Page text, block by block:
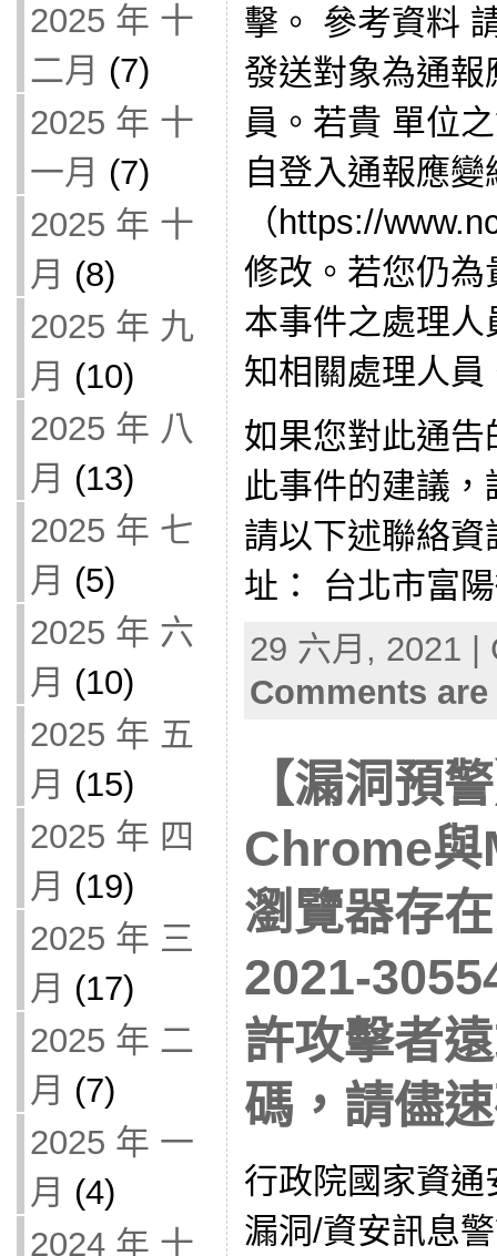
2025 年 十
二月 (7)
2025 年 十
一月 (7)
2025 年 十
月 (8)
2025 年 九
月 (10)
2025 年 八
月 (13)
2025 年 七
月 (5)
2025 年 六
月 (10)
2025 年 五
月 (15)
2025 年 四
月 (19)
2025 年 三
月 (17)
2025 年 二
月 (7)
2025 年 一
月 (4)
2024 年 十
擊。 參考資料
發送對象為通
員。若貴 單位
自登入通報應變
（https://
修改。若您仍
本事件之處理
知相關處理人員
如果您對此通
此事件的建議
請以下述聯絡
址： 台北市富
29 六月, 2021
Comments
【漏洞預
Chrome
瀏覽器存
2021-
許攻擊者
碼，請儘
行政院國家資
漏洞/資安訊息